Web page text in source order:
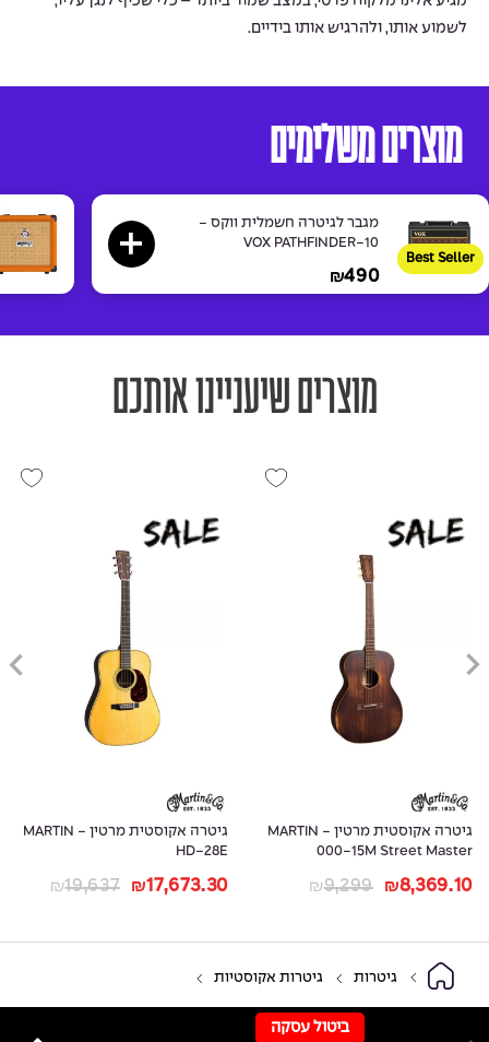
לשמוע אותו, ולהרגיש אותו בידיים.
מוצרים משלימים
Best Seller
מגבר לגיטרה חשמלית ווקס -
VOX PATHFINDER-10
₪490
מוצרים שיעניינו אותכם
גיטרה אקוסטית מרטין - MARTIN
000-15M Street Master
₪9,299 ₪8,369.10
גיטרה אקוסטית מרטין - MARTIN
HD-28E
₪19,637 ₪17,673.30
גיטרות גיטרות אקוסטיות
ביטול עסקה